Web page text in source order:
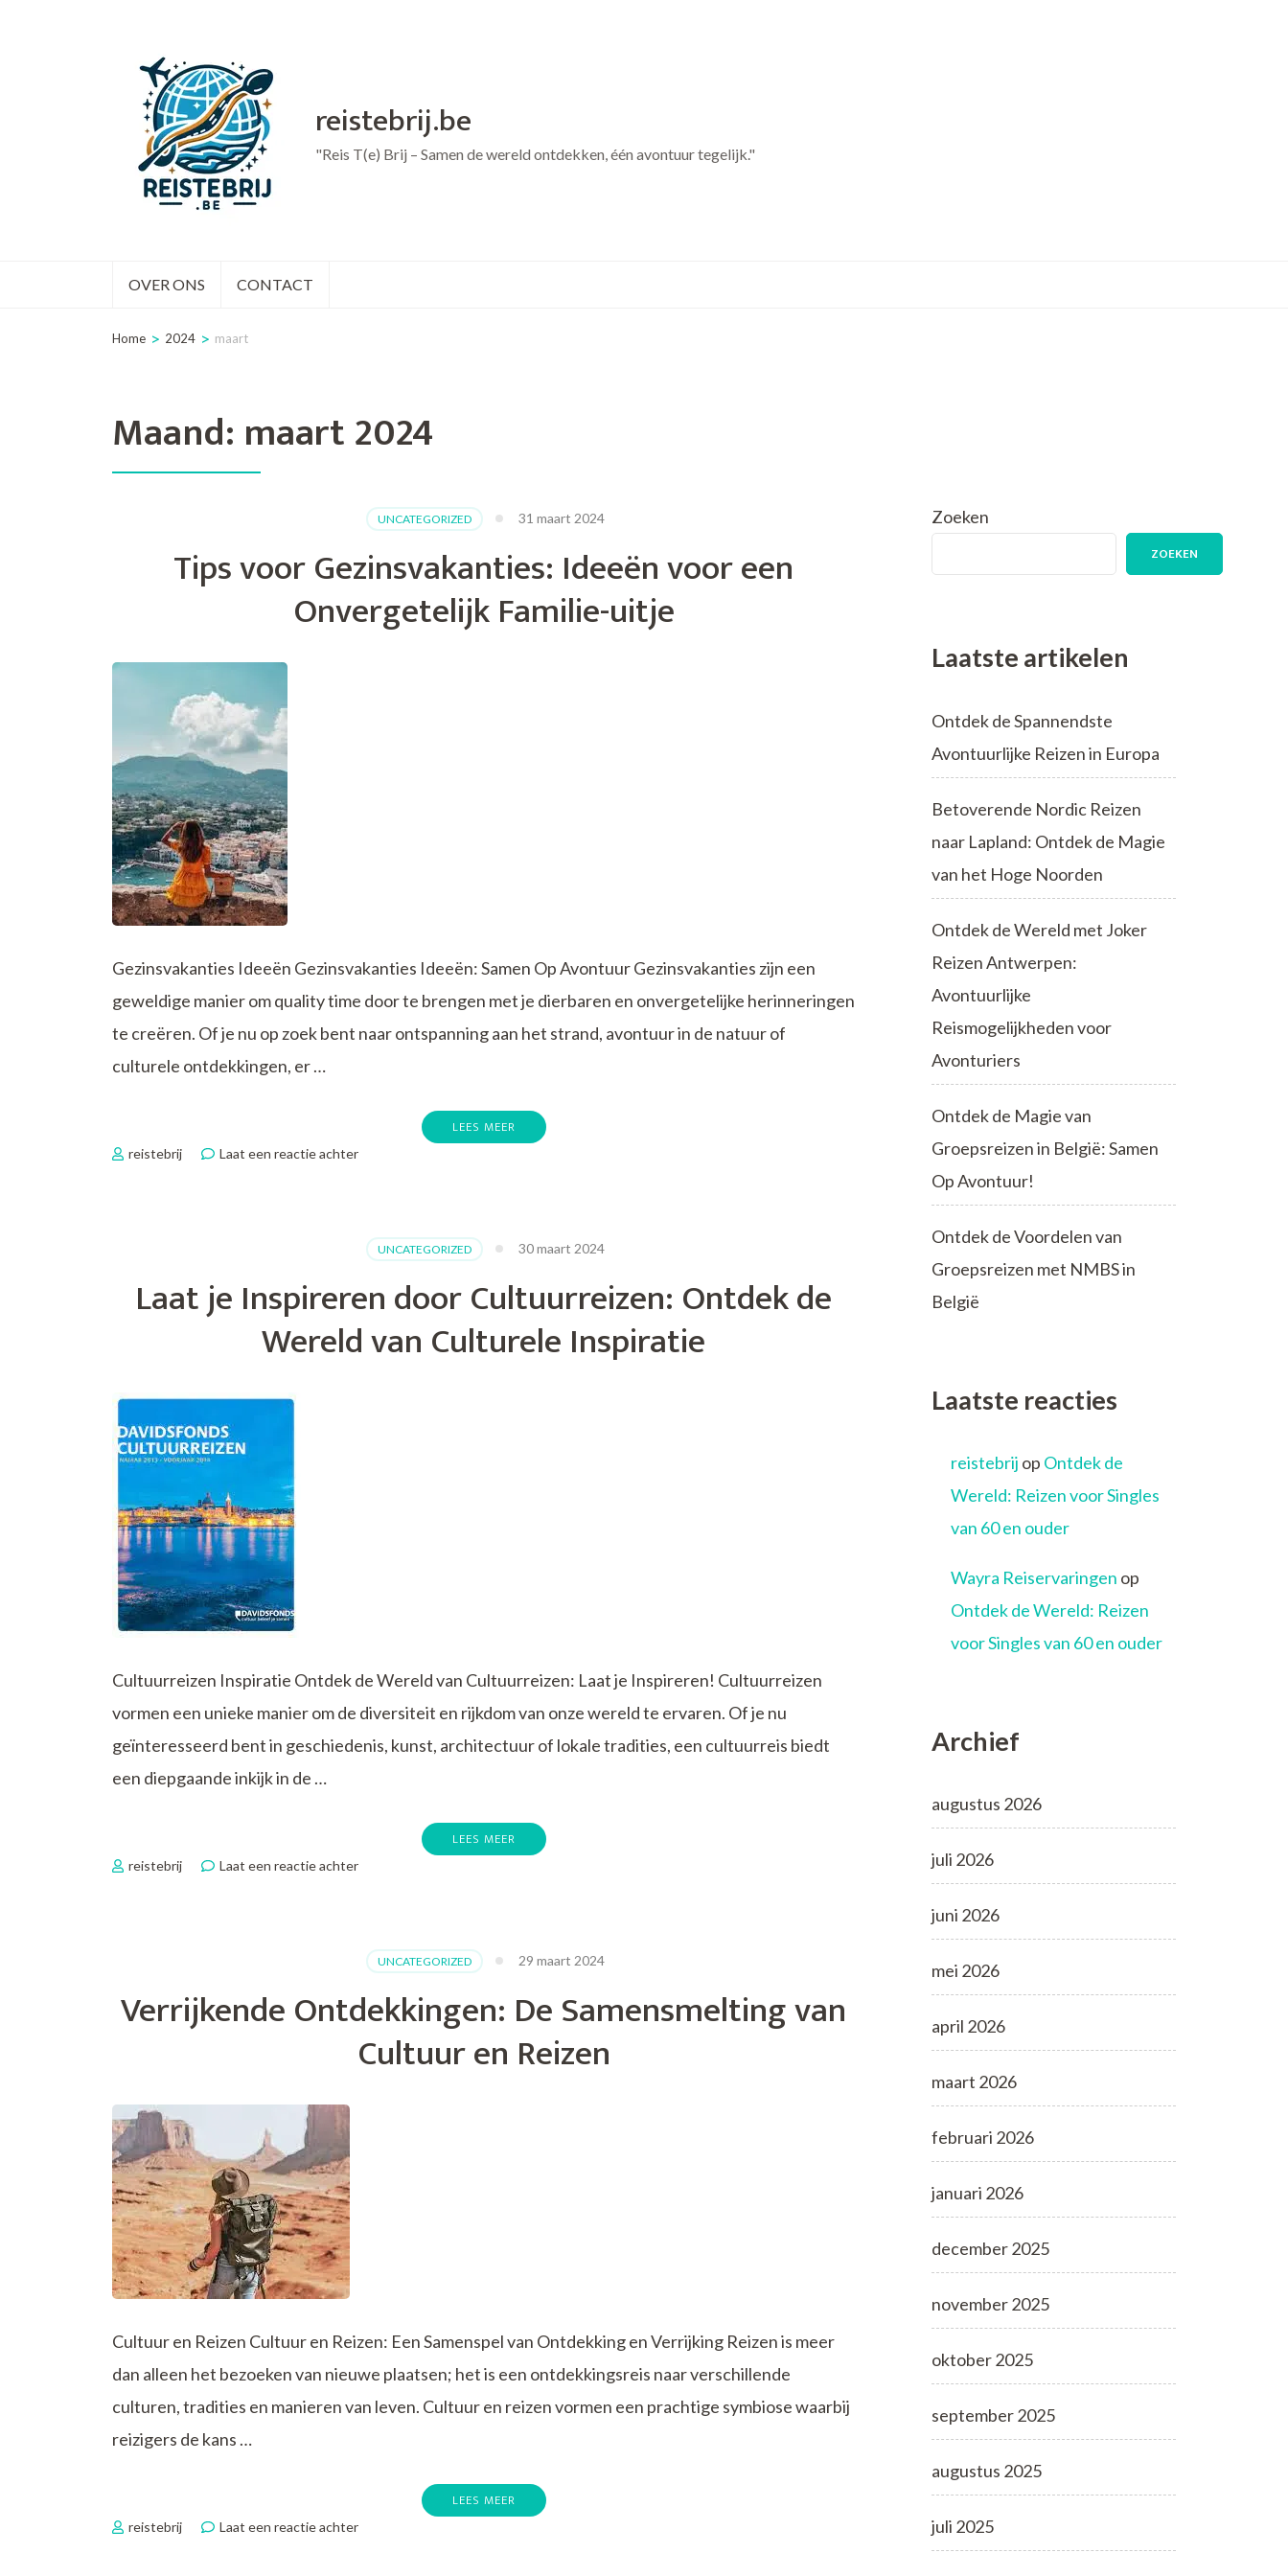
reistebrij.be
"Reis T(e) Brij – Samen de wereld ontdekken, één avontuur tegelijk."
OVER ONS CONTACT
Home > 2024 > maart
Maand: maart 2024
UNCATEGORIZED 31 maart 2024
Tips voor Gezinsvakanties: Ideeën voor een
Onvergetelijk Familie-uitje
Gezinsvakanties Ideeën Gezinsvakanties Ideeën: Samen Op Avontuur Gezinsvakanties zijn een
geweldige manier om quality time door te brengen met je dierbaren en onvergetelijke herinneringen
te creëren. Of je nu op zoek bent naar ontspanning aan het strand, avontuur in de natuur of
culturele ontdekkingen, er …
LEES MEER
reistebrij Laat een reactie achterop
voor
Onvergetelijk
Familie-
uitje
UNCATEGORIZED 30 maart 2024
Laat je Inspireren door Cultuurreizen: Ontdek de
Wereld van Culturele Inspiratie
Cultuurreizen Inspiratie Ontdek de Wereld van Cultuurreizen: Laat je Inspireren! Cultuurreizen
vormen een unieke manier om de diversiteit en rijkdom van onze wereld te ervaren. Of je nu
geïnteresseerd bent in geschiedenis, kunst, architectuur of lokale tradities, een cultuurreis biedt
een diepgaande inkijk in de …
LEES MEER
reistebrij Laat een reactie achterop
Cultuurreizen:
de
Wereld
van
Culturele
UNCATEGORIZED 29 maart 2024
Verrijkende Ontdekkingen: De Samensmelting van
Cultuur en Reizen
Cultuur en Reizen Cultuur en Reizen: Een Samenspel van Ontdekking en Verrijking Reizen is meer
dan alleen het bezoeken van nieuwe plaatsen; het is een ontdekkingsreis naar verschillende
culturen, tradities en manieren van leven. Cultuur en reizen vormen een prachtige symbiose waarbij
reizigers de kans …
LEES MEER
reistebrij Laat een reactie achterop
Zoeken
ZOEKEN
Laatste artikelen
Ontdek de Spannendste
Avontuurlijke Reizen in Europa
Betoverende Nordic Reizen
naar Lapland: Ontdek de Magie
van het Hoge Noorden
Ontdek de Wereld met Joker
Reizen Antwerpen:
Avontuurlijke
Reismogelijkheden voor
Avonturiers
Ontdek de Magie van
Groepsreizen in België: Samen
Op Avontuur!
Ontdek de Voordelen van
Groepsreizen met NMBS in
België
Laatste reacties
reistebrij op Ontdek de
Wereld: Reizen voor Singles
van 60 en ouder
Wayra Reiservaringen op
Ontdek de Wereld: Reizen
voor Singles van 60 en ouder
Archief
augustus 2026
juli 2026
juni 2026
mei 2026
april 2026
maart 2026
februari 2026
januari 2026
december 2025
november 2025
oktober 2025
september 2025
augustus 2025
juli 2025